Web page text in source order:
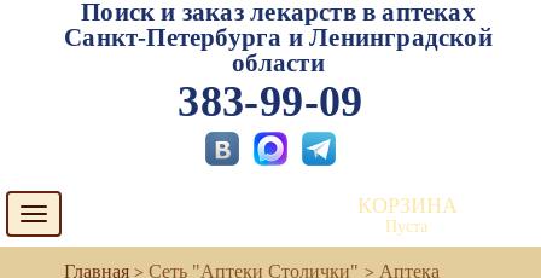
Поиск и заказ лекарств в аптеках
Санкт-Петербурга и Ленинградской
области
383-99-09
Toggle
navigation
КОРЗИНА
Пуста
Сеть "Аптеки Столички"
Аптека